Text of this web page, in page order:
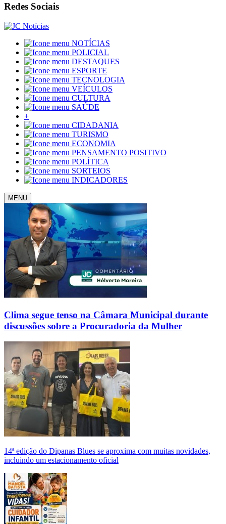
Redes Sociais
NOTÍCIAS
POLICIAL
DESTAQUES
ESPORTE
TECNOLOGIA
VEÍCULOS
CULTURA
SAÚDE
+
CIDADANIA
TURISMO
ECONOMIA
PENSAMENTO POSITIVO
POLÍTICA
SORTEIOS
INDICADORES
MENU
Clima segue tenso na Câmara Municipal durante
discussões sobre a Procuradoria da Mulher
14ª edição do Dipanas Blues se aproxima com muitas novidades,
incluindo um estacionamento oficial